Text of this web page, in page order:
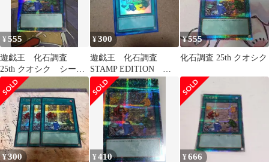
¥555
遊戯王 化石調査
25th クオシク シーク
レット
¥300
遊戯王 化石調査
STAMP EDITION ウ
ルトラ
¥555
化石調査 25th クオシク
¥300 ¥410 ¥666